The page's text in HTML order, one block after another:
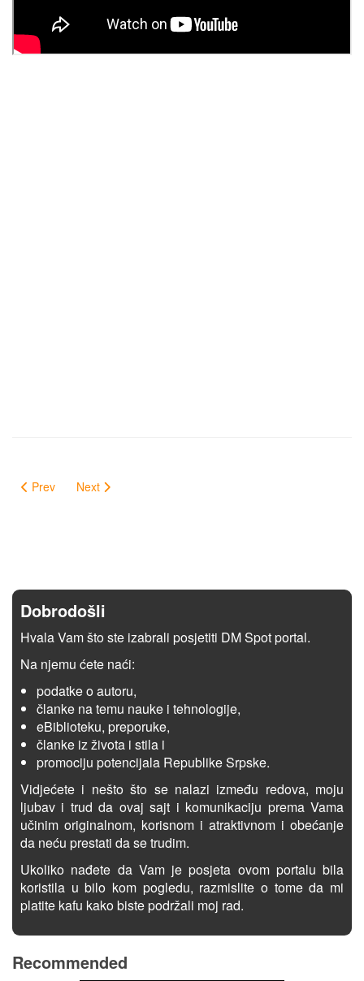
Prev Next
Dobrodošli
Hvala Vam što ste izabrali posjetiti DM Spot portal.
Na njemu ćete naći:
podatke o autoru,
članke na temu nauke i tehnologije,
eBiblioteku, preporuke,
članke iz života i stila i
promociju potencijala Republike Srpske.
Vidjećete i nešto što se nalazi između redova, moju
ljubav i trud da ovaj sajt i komunikaciju prema Vama
učinim originalnom, korisnom i atraktivnom i obećanje
da neću prestati da se trudim.
Ukoliko nađete da Vam je posjeta ovom portalu bila
koristila u bilo kom pogledu, razmislite o tome da mi
platite kafu kako biste podržali moj rad.
Recommended